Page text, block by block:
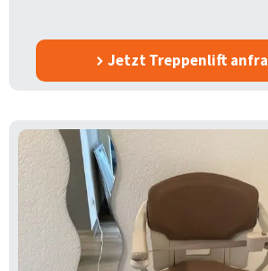
Jetzt Treppenlift